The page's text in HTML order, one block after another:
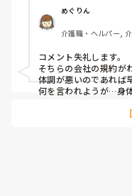
が出来てから、各々の
また、往々にして、男
い事は苦手ではないか
て来たりせず、大ら
ています。
また、お二人のケア
ートで入られる迄にな
のでは？と感じます。
前にユニット特養で
の回答をさせて頂き
めぐりん
介護職・ヘルパー,
コメント失礼します。
そちらの会社の規約が
体調が悪いのであれば
何を言われようが…身
鬱病になったりした